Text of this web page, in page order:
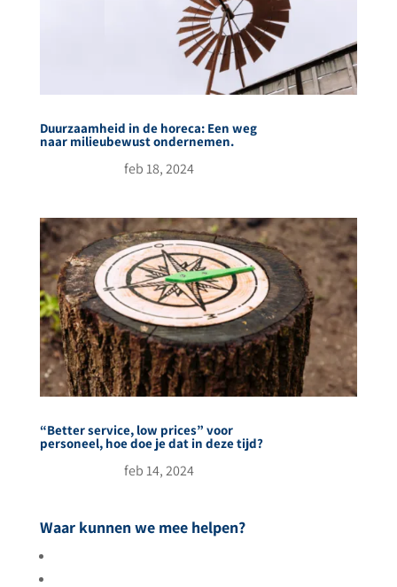
Duurzaamheid in de horeca: Een weg
naar milieubewust ondernemen.
feb 18, 2024
“Better service, low prices” voor
personeel, hoe doe je dat in deze tijd?
feb 14, 2024
Waar kunnen we mee helpen?